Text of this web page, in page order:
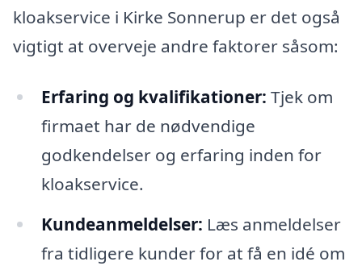
kloakservice i Kirke Sonnerup er det også
vigtigt at overveje andre faktorer såsom:
Erfaring og kvalifikationer: Tjek om
firmaet har de nødvendige
godkendelser og erfaring inden for
kloakservice.
Kundeanmeldelser: Læs anmeldelser
fra tidligere kunder for at få en idé om